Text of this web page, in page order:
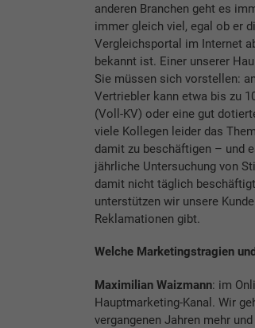
anderen Branchen geht es
immer gleich viel, egal ob er
Vergleichsportal im Internet
bekannt ist. Einer unserer
Sie müssen sich vorstellen:
Vertriebler kann etwa bis zu
(Voll-KV) oder eine gut
viele Kollegen leider das
damit zu beschäftigen – und
jährliche Untersuchung von
damit nicht täglich
unterstützen wir unsere
Reklamationen gibt.
Welche Marketingstragien
Maximilian Waizmann: im
Hauptmarketing-Kanal. Wir
vergangenen Jahren mehr